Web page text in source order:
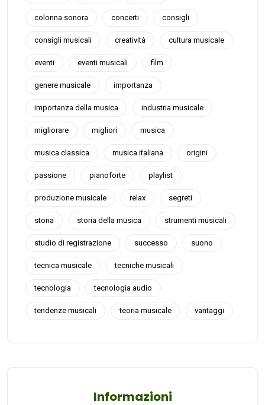
colonna sonora concerti consigli
consigli musicali creatività cultura musicale
eventi eventi musicali film
genere musicale importanza
importanza della musica industria musicale
migliorare migliori musica
musica classica musica italiana origini
passione pianoforte playlist
produzione musicale relax segreti
storia storia della musica strumenti musicali
studio di registrazione successo suono
tecnica musicale tecniche musicali
tecnologia tecnologia audio
tendenze musicali teoria musicale vantaggi
Informazioni